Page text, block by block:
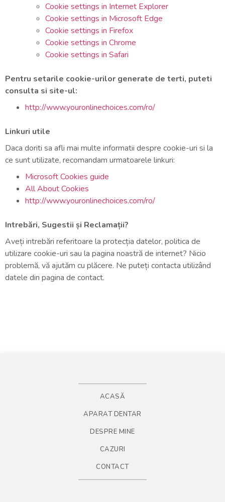
Cookie settings in Internet Explorer
Cookie settings in Microsoft Edge
Cookie settings in Firefox
Cookie settings in Chrome
Cookie settings in Safari
Pentru setarile cookie-urilor generate de terti, puteti
consulta si site-ul:
http://www.youronlinechoices.com/ro/
Linkuri utile
Daca doriti sa afli mai multe informatii despre cookie-uri si la
ce sunt utilizate, recomandam urmatoarele linkuri:
Microsoft Cookies guide
All About Cookies
http://www.youronlinechoices.com/ro/
Intrebări, Sugestii și Reclamații?
Aveți intrebări referitoare la protecția datelor, politica de
utilizare cookie-uri sau la pagina noastră de internet? Nicio
problemă, vă ajutăm cu plăcere. Ne puteți contacta utilizând
datele din pagina de contact.
ACASĂ
APARAT DENTAR
DESPRE MINE
CAZURI
CONTACT